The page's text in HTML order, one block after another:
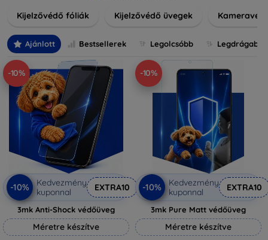
méretű és stílusú kijelzővédőink közül, hogy a
Legyen szó teljes fedésről vagy íves kijelzővédelemről, a
minőséget szem előtt tartva kínálunk megoldásokat
minden eszközre.
Kijelzővédő fóliák Kijelzővédő üvegek
Ajánlott Bestsellerek Legolcsóbb Legdrágabb
-10%
-10%
Kedvezmény
kuponnal
EXTRA10
3mk Anti-Shock védőüveg
Méretre készítve
-10%
-10%
Kedvezmény
kuponnal
EXTRA10
3mk Pure Matt védőüveg
Méretre készítve